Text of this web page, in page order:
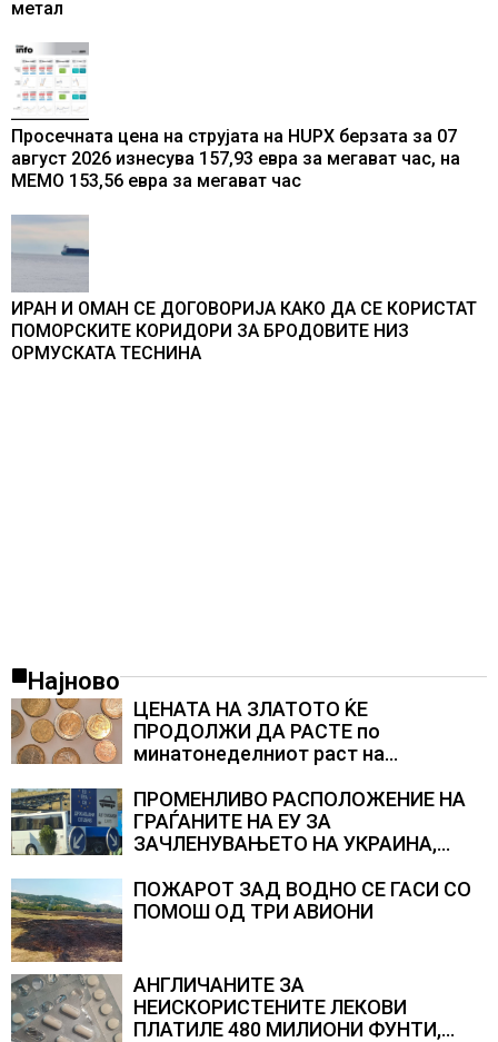
метал
Просечната цена на струјата на HUPX берзата за 07
август 2026 изнесува 157,93 евра за мегават час, на
МЕМО 153,56 евра за мегават час
ИРАН И ОМАН СЕ ДОГОВОРИЈА КАКО ДА СЕ КОРИСТАТ
ПОМОРСКИТЕ КОРИДОРИ ЗА БРОДОВИТЕ НИЗ
ОРМУСКАТА ТЕСНИНА
Најново
ЦЕНАТА НА ЗЛАТОТО ЌЕ
ПРОДОЛЖИ ДА РАСТЕ по
минатонеделниот раст на
ПРОМЕНЛИВО РАСПОЛОЖЕНИЕ НА
ГРАЃАНИТЕ НА ЕУ ЗА
ЗАЧЛЕНУВАЊЕТО НА УКРАИНА,
Полска, Франција и Германија
ПОЖАРОТ ЗАД ВОДНО СЕ ГАСИ СО
ПОМОШ ОД ТРИ АВИОНИ
АНГЛИЧАНИТЕ ЗА
НЕИСКОРИСТЕНИТЕ ЛЕКОВИ
ПЛАТИЛЕ 480 МИЛИОНИ ФУНТИ,